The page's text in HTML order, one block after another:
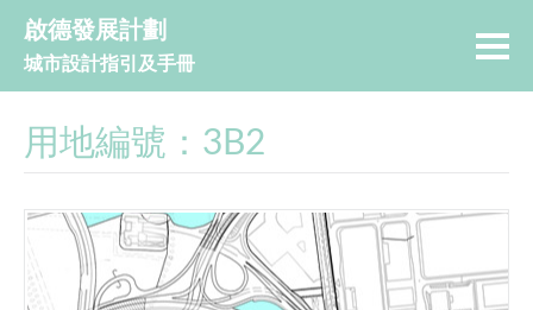
啟德發展計劃
城市設計指引及手冊
用地編號：3B2